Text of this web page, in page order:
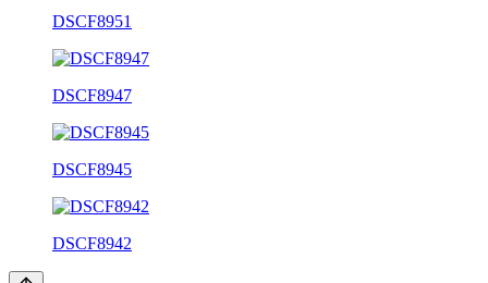
DSCF8951
DSCF8947
DSCF8945
DSCF8942